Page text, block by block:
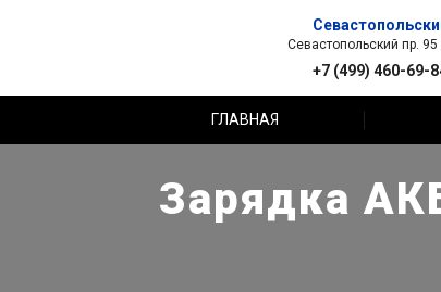
Севастопольский пр. 95
+7 (499) 460-69-
ГЛАВНАЯ
Зарядка